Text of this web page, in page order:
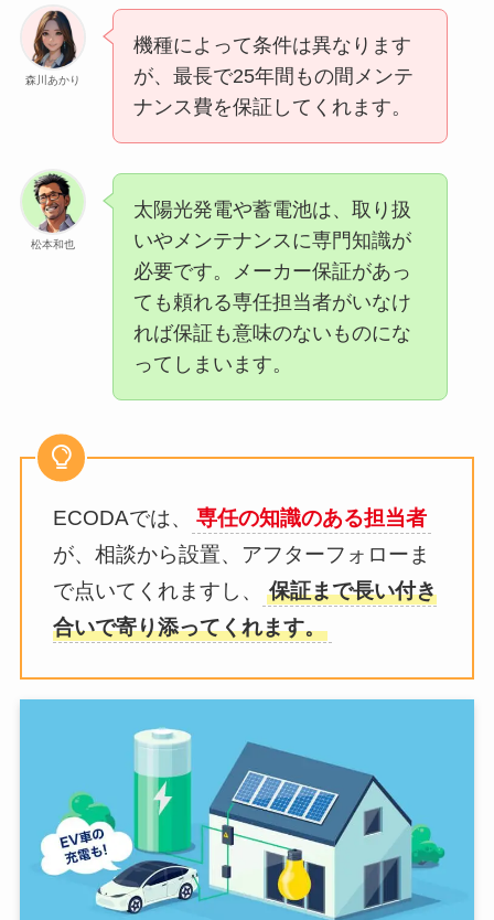
森川あかり
機種によって条件は異なります
が、最長で25年間もの間メンテ
ナンス費を保証してくれます。
松本和也
太陽光発電や蓄電池は、取り扱
いやメンテナンスに専門知識が
必要です。メーカー保証があっ
ても頼れる専任担当者がいなけ
れば保証も意味のないものにな
ってしまいます。
ECODAでは、
専任の知識のある担当者
が、相談から設置、アフターフォローま
で点いてくれますし、
保証まで長い付き
合いで寄り添ってくれます。